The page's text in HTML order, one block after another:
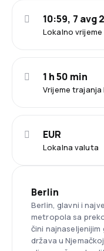
Lokalno vrijeme
10:59, 7 avg
Vrijeme
1 h 50 min
Lokalna valuta
EUR
Berlin
Berlin, glavni i
metropola sa
čini najnaseljenijim
država u